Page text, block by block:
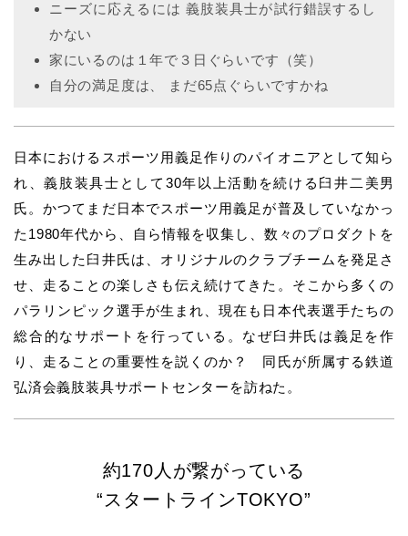
ニーズに応えるには 義肢装具士が試行錯誤するし
かない
家にいるのは１年で３日ぐらいです（笑）
自分の満足度は、 まだ65点ぐらいですかね
日本におけるスポーツ用義足作りのパイオニアとして知ら
れ、義肢装具士として30年以上活動を続ける臼井二美男
氏。かつてまだ日本でスポーツ用義足が普及していなかっ
た1980年代から、自ら情報を収集し、数々のプロダクトを
生み出した臼井氏は、オリジナルのクラブチームを発足さ
せ、走ることの楽しさも伝え続けてきた。そこから多くの
パラリンピック選手が生まれ、現在も日本代表選手たちの
総合的なサポートを行っている。なぜ臼井氏は義足を作
り、走ることの重要性を説くのか？ 同氏が所属する鉄道
弘済会義肢装具サポートセンターを訪ねた。
約170人が繋がっている
“スタートラインTOKYO”